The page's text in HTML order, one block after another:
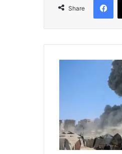
Share
l
s
k
i